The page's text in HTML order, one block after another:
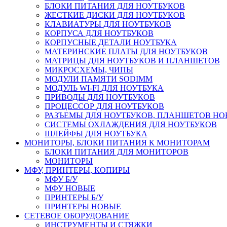
БЛОКИ ПИТАНИЯ ДЛЯ НОУТБУКОВ
ЖЕСТКИЕ ДИСКИ ДЛЯ НОУТБУКОВ
КЛАВИАТУРЫ ДЛЯ НОУТБУКОВ
КОРПУСА ДЛЯ НОУТБУКОВ
КОРПУСНЫЕ ДЕТАЛИ НОУТБУКА
МАТЕРИНСКИЕ ПЛАТЫ ДЛЯ НОУТБУКОВ
МАТРИЦЫ ДЛЯ НОУТБУКОВ И ПЛАНШЕТОВ
МИКРОСХЕМЫ, ЧИПЫ
МОДУЛИ ПАМЯТИ SODIMM
МОДУЛЬ WI-FI ДЛЯ НОУТБУКА
ПРИВОДЫ ДЛЯ НОУТБУКОВ
ПРОЦЕССОР ДЛЯ НОУТБУКОВ
РАЗЪЕМЫ ДЛЯ НОУТБУКОВ, ПЛАНШЕТОВ
СИСТЕМЫ ОХЛАЖДЕНИЯ ДЛЯ НОУТБУКОВ
ШЛЕЙФЫ ДЛЯ НОУТБУКА
МОНИТОРЫ, БЛОКИ ПИТАНИЯ К МОНИТОРАМ
БЛОКИ ПИТАНИЯ ДЛЯ МОНИТОРОВ
МОНИТОРЫ
МФУ, ПРИНТЕРЫ, КОПИРЫ
МФУ Б/У
МФУ НОВЫЕ
ПРИНТЕРЫ Б/У
ПРИНТЕРЫ НОВЫЕ
СЕТЕВОЕ ОБОРУДОВАНИЕ
ИНСТРУМЕНТЫ И СТЯЖКИ